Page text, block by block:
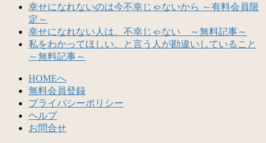
幸せになれないのは今不幸じゃないから ～有料会員限
定～
幸せになれない人は、不幸じゃない ～無料記事～
私をわかってほしい、と言う人が勘違いしていること
～無料記事～
HOMEへ
無料会員登録
プライバシーポリシー
ヘルプ
お問合せ